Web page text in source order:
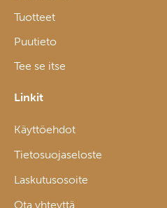
Tuotteet
Puutieto
Tee se itse
Linkit
Käyttöehdot
Tietosuojaseloste
Laskutusosoite
Ota yhteyttä